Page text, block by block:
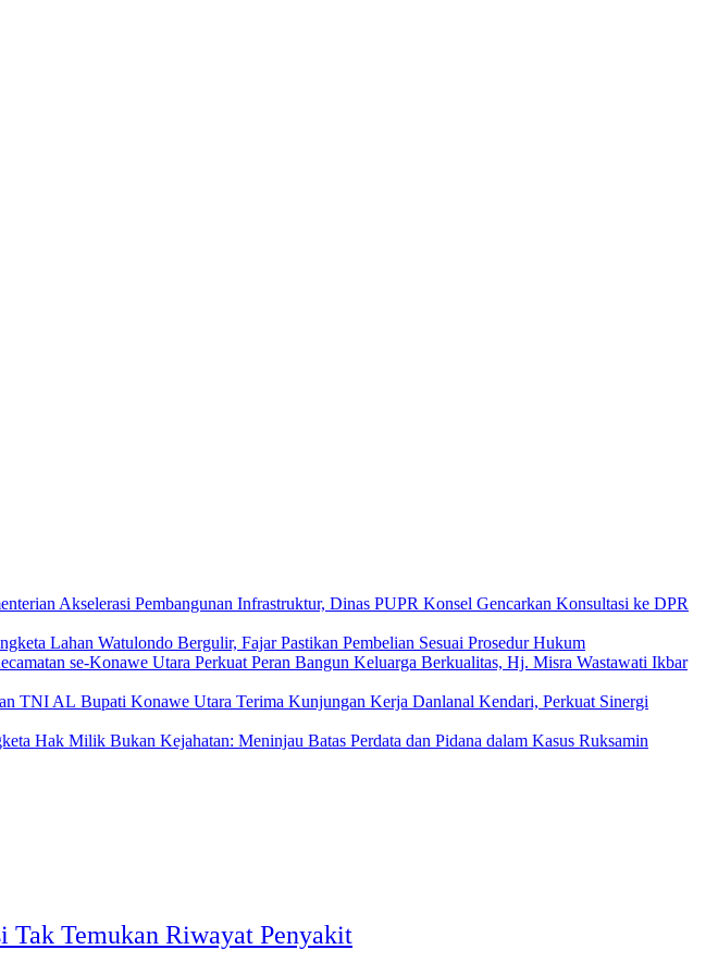
Akselerasi Pembangunan Infrastruktur, Dinas PUPR Konsel Gencarkan Konsultasi ke DPR
Lahan Watulondo Bergulir, Fajar Pastikan Pembelian Sesuai Prosedur Hukum
‎Perkuat Peran Bangun Keluarga Berkualitas, Hj. Misra Wastawati Ikbar
Bupati Konawe Utara Terima Kunjungan Kerja Danlanal Kendari, Perkuat Sinergi
Hak Milik Bukan Kejahatan: Meninjau Batas Perdata dan Pidana dalam Kasus Ruksamin
Temukan Riwayat Penyakit